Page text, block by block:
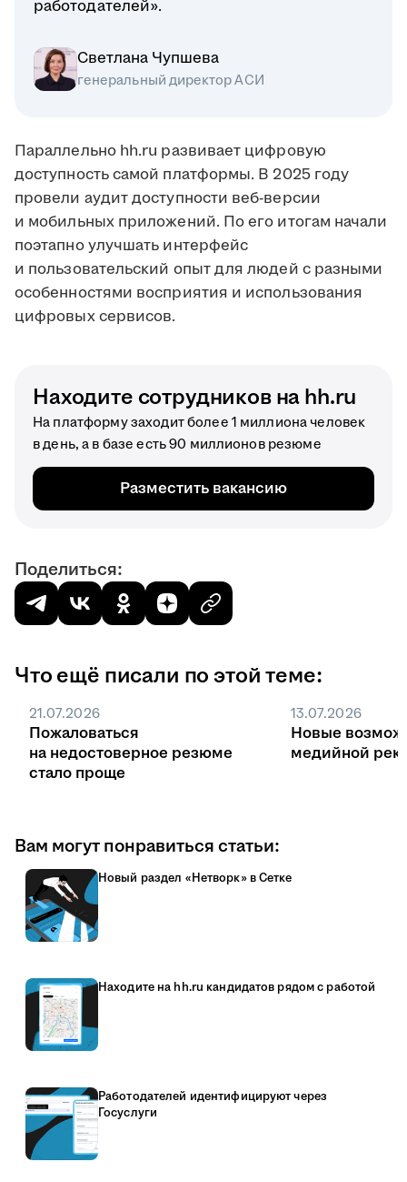
работодателей».
Светлана Чупшева
генеральный директор АСИ
Параллельно hh.ru развивает цифровую
доступность самой платформы. В 2025 году
провели аудит доступности веб-версии
и мобильных приложений. По его итогам начали
поэтапно улучшать интерфейс
и пользовательский опыт для людей с разными
особенностями восприятия и использования
цифровых сервисов.
Находите сотрудников на hh.ru
На платформу заходит более 1 миллиона человек
в день, а в базе есть 90 миллионов резюме
Разместить вакансию
Поделиться:
Что ещё писали по этой теме:
21.07.2026
Пожаловаться
на недостоверное резюме
стало проще
13.07.2026
Новые
медийной
Вам могут понравиться статьи:
Новый раздел «Нетворк» в Сетке
Находите на hh.ru кандидатов рядом с работой
Работодателей идентифицируют через
Госуслуги